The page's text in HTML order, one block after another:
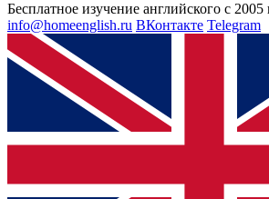
Бесплатное изучение английского с 2005
info@homeenglish.ru ВКонтакте Telegram